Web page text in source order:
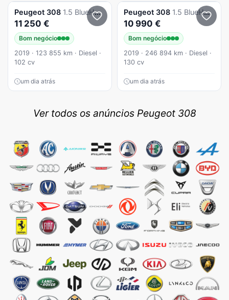
Peugeot 308 1.5 BlueHDi Style
11 250 €
Bom negócio
2019 · 123 855 km · Diesel ·
102 cv
um dia atrás
Peugeot 308 1.5 BlueHDi Business Line
10 990 €
Bom negócio
2019 · 246 894 km · Diesel ·
130 cv
um dia atrás
Ver todos os anúncios Peugeot 308